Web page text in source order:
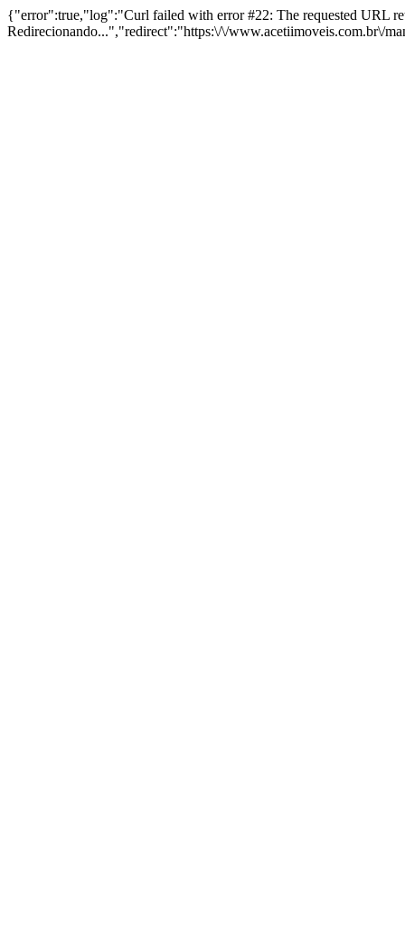
{"error":true,"log":"Curl failed with error #22: The requested URL
Redirecionando...","redirect":"https:\/\/www.acetiimoveis.com.br\/